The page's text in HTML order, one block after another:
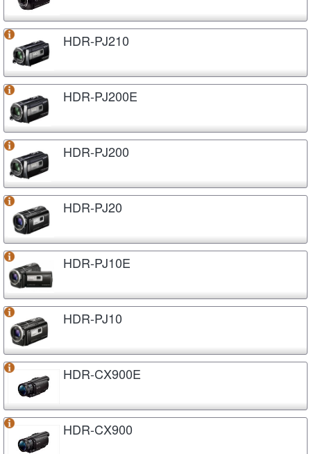
HDR-PJ210
HDR-PJ200E
HDR-PJ200
HDR-PJ20
HDR-PJ10E
HDR-PJ10
HDR-CX900E
HDR-CX900